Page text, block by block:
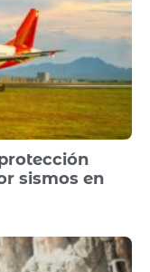
sismos en